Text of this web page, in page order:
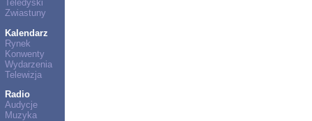
Teledyski
Zwiastuny
Kalendarz
Rynek
Konwenty
Wydarzenia
Telewizja
Radio
Audycje
Muzyka